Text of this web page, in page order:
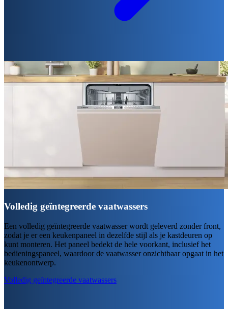
Volledig geïntegreerde vaatwassers
Een volledig geïntegreerde vaatwasser wordt geleverd zonder front,
zodat je er een keukenpaneel in dezelfde stijl als je kastdeuren op
kunt monteren. Het paneel bedekt de hele voorkant, inclusief het
bedieningspaneel, waardoor de vaatwasser onzichtbaar opgaat in het
keukenontwerp.
Volledig geïntegreerde vaatwassers